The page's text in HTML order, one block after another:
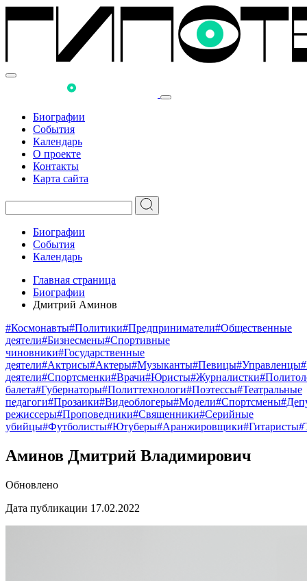
Биографии
События
Календарь
О проекте
Контакты
Карта сайта
Биографии
События
Календарь
Главная страница
Биографии
Дмитрий Аминов
#Космонавты#Политики#Предприниматели#Общественные
деятели#Бизнесмены#Спортивные
чиновники#Государственные
деятели#Актрисы#Актеры#Музыканты#Певицы#Управленцы
деятели#Спортсменки#Врачи#Юристы#Журналистки
балета#Губернаторы#Политтехнологи#Поэтессы#Театральные
педагоги#Прозаики#Видеоблогеры#Модели#Спортсмены
режиссеры#Проповедники#Священники#Серийные
убийцы#Футболисты#Ютуберы#Аранжировщики#Гитаристы
Аминов Дмитрий Владимирович
Обновлено
Дата публикации 17.02.2022